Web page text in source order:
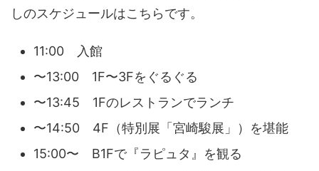
しのスケジュールはこちらです。
11:00 入館
〜13:00 1F〜3Fをぐるぐる
〜13:45 1Fのレストランでランチ
〜14:50 4F（特別展「宮崎駿展」）を堪能
15:00〜 B1Fで『ラピュタ』を観る